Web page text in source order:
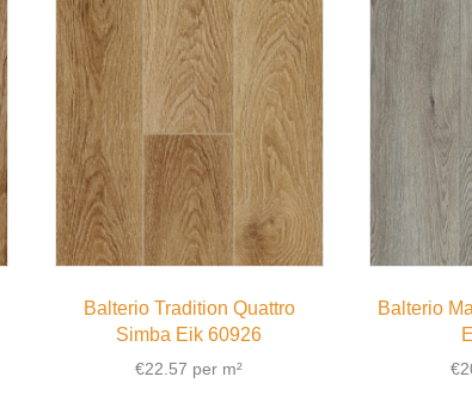
Balterio Tradition Quattro
Simba Eik 60926
€22.57 per m²
Balterio
€